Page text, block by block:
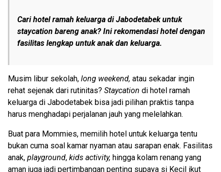
Cari hotel ramah keluarga di Jabodetabek untuk
staycation bareng anak? Ini rekomendasi hotel dengan
fasilitas lengkap untuk anak dan keluarga.
Musim libur sekolah, long weekend, atau sekadar ingin
rehat sejenak dari rutinitas? Staycation di hotel ramah
keluarga di Jabodetabek bisa jadi pilihan praktis tanpa
harus menghadapi perjalanan jauh yang melelahkan.
Buat para Mommies, memilih hotel untuk keluarga tentu
bukan cuma soal kamar nyaman atau sarapan enak. Fasilitas
anak, playground, kids activity, hingga kolam renang yang
aman juga jadi pertimbangan penting supaya si Kecil ikut